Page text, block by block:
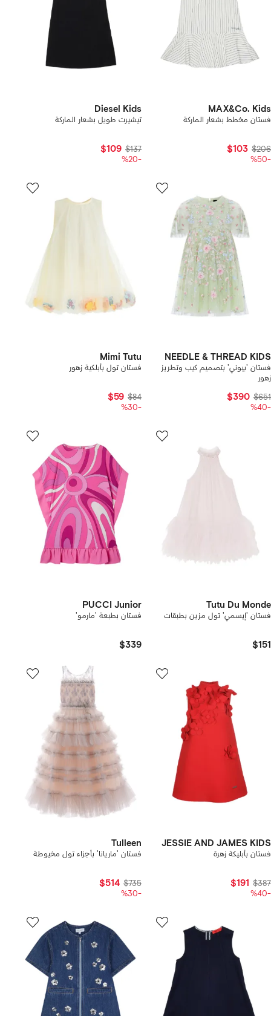
MAX&Co. Kids
فستان مخطط بشعار الماركة
$206
$103
-%50
Diesel Kids
تيشيرت طويل بشعار الماركة
$137
$109
-%20
NEEDLE & THREAD KIDS
فستان 'بيوني' بتصميم كيب وتطريز
زهور
$651
$390
-%40
Mimi Tutu
فستان تول بأبلكية زهور
$84
$59
-%30
Tutu Du Monde
فستان 'إيسمي' تول مزين بطبقات
$151
PUCCI Junior
فستان بطبعة 'مارمو'
$339
JESSIE AND JAMES KIDS
فستان بأبليكة زهرة
$387
$191
-%40
Tulleen
فستان 'ماريانا' بأجزاء تول مخيوطة
$735
$514
-%30